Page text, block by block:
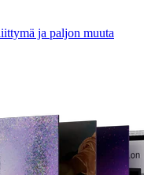
ja paljon muuta